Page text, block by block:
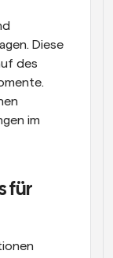
Diese
des
im
für